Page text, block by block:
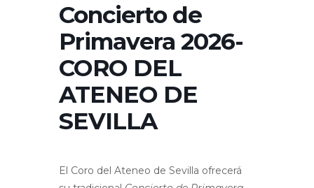
Concierto de
Primavera 2026-
CORO DEL
ATENEO DE
SEVILLA
El Coro del Ateneo de Sevilla ofrecerá